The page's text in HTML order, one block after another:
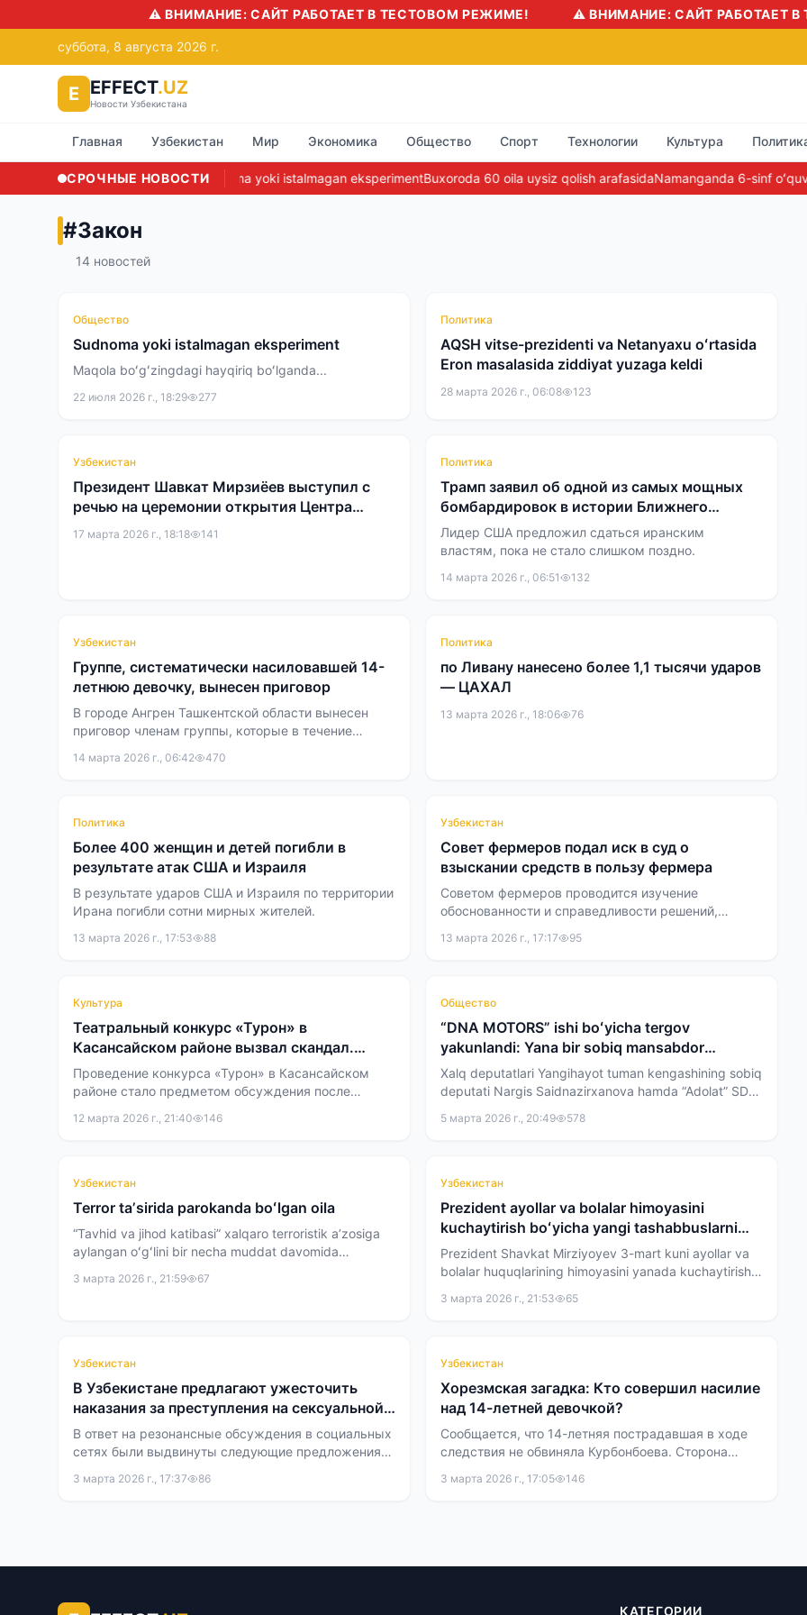
⚠️ ВНИМАНИЕ: САЙТ РАБОТАЕТ В ТЕСТОВОМ РЕЖИМЕ! ⚠️ ВНИМАНИЕ: САЙТ РАБОТАЕТ В
суббота, 8 августа 2026 г.
E EFFECT.UZ
Новости Узбекистана
Главная Узбекистан Мир Экономика Общество Спорт Технологии Культура
СРОЧНЫЕ НОВОСТИSudnoma yoki istalmagan eksperimentBuxoroda 60 oila uysiz qolish arafasidaNamanganda 6-sinf
#Закон
14 новостей
Общество
Sudnoma yoki istalmagan eksperiment
Maqola boʻgʻzingdagi hayqiriq boʻlganda...
22 июля 2026 г., 18:29 277
Политика
AQSH vitse-prezidenti va Netanyaxu oʻrtasida
Eron masalasida ziddiyat yuzaga keldi
28 марта 2026 г., 06:08 123
Узбекистан
Президент Шавкат Мирзиёев выступил с
речью на церемонии открытия Центра
исламской цивилизации. Алишер Усманов
также присутствовал на церемонии
17 марта 2026 г., 18:18 141
Политика
Трамп заявил об одной из самых мощных
бомбардировок в истории Ближнего
Востока
Лидер США предложил сдаться иранским
властям, пока не стало слишком поздно.
14 марта 2026 г., 06:51 132
Узбекистан
Группе, систематически насиловавшей 14-
летнюю девочку, вынесен приговор
В городе Ангрен Ташкентской области вынесен
приговор членам группы, которые в течение
действия в отношении 14-летней девочки.
14 марта 2026 г., 06:42 470
Политика
по Ливану нанесено более 1,1 тысячи ударов
— ЦАХАЛ
13 марта 2026 г., 18:06 76
Политика
Более 400 женщин и детей погибли в
результате атак США и Израиля
В результате ударов США и Израиля по территории
Ирана погибли сотни мирных жителей.
13 марта 2026 г., 17:53 88
Узбекистан
Совет фермеров подал иск в суд о
взыскании средств в пользу фермера
Советом фермеров проводится изучение
обоснованности и справедливости решений,
13 марта 2026 г., 17:17 95
Культура
Театральный конкурс «Турон» в
Касансайском районе вызвал скандал.
Решения жюри под вопросом
Проведение конкурса «Турон» в Касансайском
районе стало предметом обсуждения после
образования и вопросов к составу жюри.
12 марта 2026 г., 21:40 146
Общество
“DNA MOTORS” ishi boʻyicha tergov
yakunlandi: Yana bir sobiq mansabdor
qamoqqa olingan, Saidnazirxanovaning “zami”
gʻoyib boʻlgan
Xalq deputatlari Yangihayot tuman kengashining sobiq
deputati Nargis Saidnazirxanova hamda “Adolat” SDP
Fazlitdin Ziyayevga nisbatan firibgarlik moddasi bilan
yuzasidan jinoyat ishi doirasida javobgarlikka
tortilmoqda.
5 марта 2026 г., 20:49 578
Узбекистан
Terror taʼsirida parokanda boʻlgan oila
“Tavhid va jihod katibasi” xalqaro terroristik aʼzosiga
aylangan oʻgʻlini bir necha muddat davomida
esa qidiruv eʼlon qilindi.
3 марта 2026 г., 21:59 67
Узбекистан
Prezident ayollar va bolalar himoyasini
kuchaytirish boʻyicha yangi tashabbuslarni
maʼqulladi
Prezident Shavkat Mirziyoyev 3-mart kuni ayollar va
bolalar huquqlarining himoyasini yanada kuchaytirish,
yuzasidan takliflar hamda yangi tashabbuslar bilan
3 марта 2026 г., 21:53 65
Узбекистан
В Узбекистане предлагают ужесточить
наказания за преступления на сексуальной
почве
В ответ на резонансные обсуждения в социальных
сетях были выдвинуты следующие предложения
3 марта 2026 г., 17:37 86
Узбекистан
Хорезмская загадка: Кто совершил насилие
над 14-летней девочкой?
Сообщается, что 14-летняя пострадавшая в ходе
следствия не обвиняла Курбонбоева. Сторона
Верховный суд не нашел оснований для
3 марта 2026 г., 17:05 146
КАТЕГОРИИ